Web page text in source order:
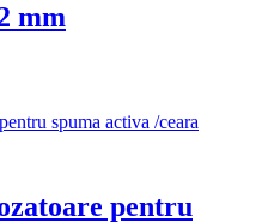
mm
pentru